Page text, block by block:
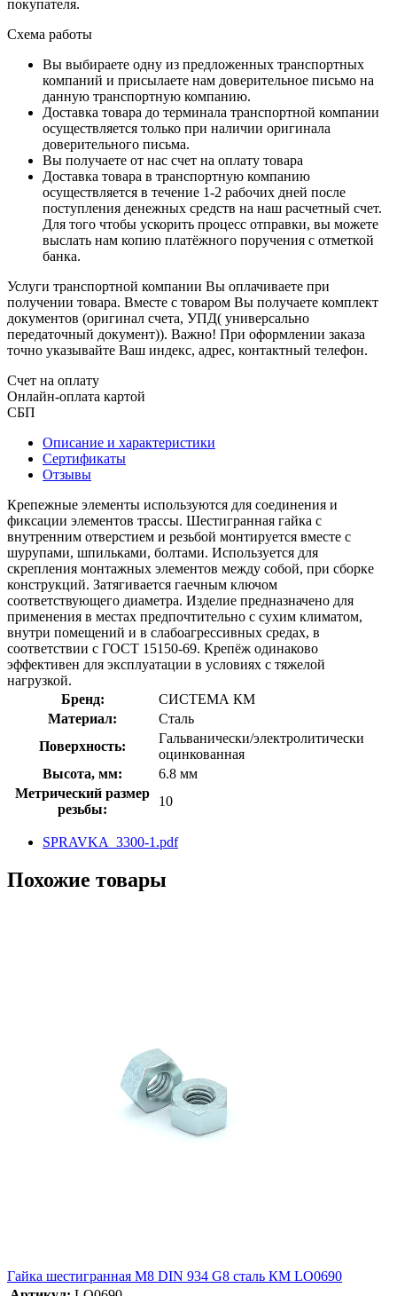
покупателя.
Схема работы
Вы выбираете одну из предложенных транспортных
компаний и присылаете нам доверительное письмо на
данную транспортную компанию.
Доставка товара до терминала транспортной компании
осуществляется только при наличии оригинала
доверительного письма.
Вы получаете от нас счет на оплату товара
Доставка товара в транспортную компанию
осуществляется в течение 1-2 рабочих дней после
поступления денежных средств на наш расчетный счет.
Для того чтобы ускорить процесс отправки, вы можете
выслать нам копию платёжного поручения с отметкой
банка.
Услуги транспортной компании Вы оплачиваете при
получении товара. Вместе с товаром Вы получаете комплект
документов (оригинал счета, УПД( универсально
передаточный документ)). Важно! При оформлении заказа
точно указывайте Ваш индекс, адрес, контактный телефон.
Счет на оплату
Онлайн-оплата картой
СБП
Описание и характеристики
Сертификаты
Отзывы
Крепежные элементы используются для соединения и
фиксации элементов трассы. Шестигранная гайка с
внутренним отверстием и резьбой монтируется вместе с
шурупами, шпильками, болтами. Используется для
скрепления монтажных элементов между собой, при сборке
конструкций. Затягивается гаечным ключом
соответствующего диаметра. Изделие предназначено для
применения в местах предпочтительно с сухим климатом,
внутри помещений и в слабоагрессивных средах, в
соответствии с ГОСТ 15150-69. Крепёж одинаково
эффективен для эксплуатации в условиях с тяжелой
нагрузкой.
Бренд:
СИСТЕМА КМ
Материал:
Сталь
Поверхность:
Гальванически/электролитически
оцинкованная
Высота, мм:
6.8 мм
Метрический размер
резьбы:
10
SPRAVKA_3300-1.pdf
Похожие товары
Гайка шестигранная М8 DIN 934 G8 сталь КМ LO0690